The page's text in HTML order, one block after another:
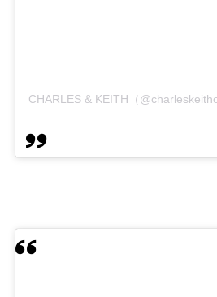
CHARLES & KEITH（